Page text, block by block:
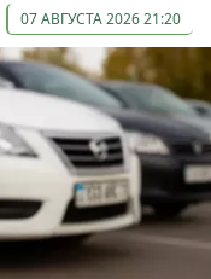
07 АВГУСТА 2026 21:20